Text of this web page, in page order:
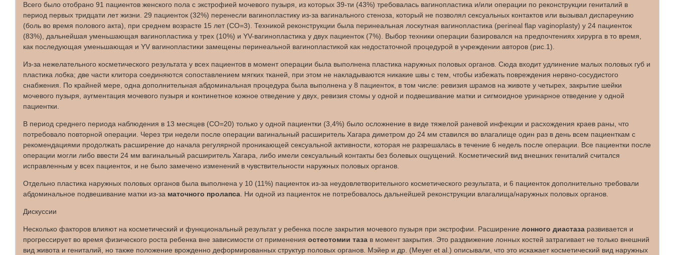
Всего было отобрано 91 пациентов женского пола с экстрофией мочевого пузыря, из которых 39-ти (43%) требовалась вагинопластика и/или операции по реконструкции гениталий в
период первых тридцати лет жизни. 29 пациенток (32%) перенесли вагинопластику из-за вагинального стеноза, который не позволял сексуальных контактов или вызывал диспареунию
(боль во время полового акта), при среднем возрасте 15 лет (СО=3). Техникой реконструкции была перинеальная лоскутная вагинопластика (perineal flap vaginoplasty) у 24 пациенток
(83%), дальнейшая уменьшающая вагинопластика у трех (10%) и YV-вагинопластика у двух пациенток (7%). Выбор техники операции базировался на предпочтениях хирурга в то время,
как последующая уменьшающая и YV вагинопластики замещены перинеальной вагинопластикой как недостаточной процедурой в учреждении авторов (рис.1).
Из-за нежелательного косметического результата у всех пациентов в момент операции была выполнена пластика наружных половых органов. Сюда входит удлинение малых половых губ и
пластика лобка; две части клитора соединяются сопоставлением мягких тканей, при этом не накладываются никакие швы с тем, чтобы избежать повреждения нервно-сосудистого
снабжения. По крайней мере, одна дополнительная абдоминальная процедура была выполнена у 8 пациенток, в том числе: ревизия шрамов на животе у четырех, закрытие шейки
мочевого пузыря, аугментация мочевого пузыря и континетное кожное отведение у двух, ревизия стомы у одной и подвешивание матки и сигмоидное уринарное отведение у одной
пациентки.
В период среднего периода наблюдения в 13 месяцев (СО=20) только у одной пациентки (3,4%) было осложнение в виде тяжелой раневой инфекции и расхождения краев раны, что
потребовало повторной операции. Через три недели после операции вагинальный расширитель Хагара диметром до 24 мм ставился во влагалище один раз в день всем пациенткам с
рекомендациями продолжать расширение до начала регулярной проникающей сексуальной активности, которая не разрешалась в течение 6 недель после операции. Все пациентки после
операции могли либо ввести 24 мм вагинальный расширитель Хагара, либо имели сексуальный контакты без болевых ощущений. Косметический вид внешних гениталий считался
исправленным у всех пациенток, и не было замечено изменений в чувствительности наружных половых органов.
Отдельно пластика наружных половых органов была выполнена у 10 (11%) пациенток из-за неудовлетворительного косметического результата, и 6 пациенток дополнительно требовали
абдоминальное подвешивание матки из-за маточного пролапса . Ни одной из пациенток не потребовалось дальнейшей реконструкции влагалища/наружных половых органов.
Дискуссии
Несколько факторов влияют на косметический и функциональный результат у ребенка после закрытия мочевого пузыря при экстрофии. Расширение лонного диастаза развивается и
прогрессирует во время физического роста ребенка вне зависимости от применения остеотомии таза в момент закрытия. Это раздвижение лонных костей затрагивает не только внешний
вид живота и гениталий, но также положение врожденно деформированных структур половых органов. Мэйер и др. (Meyer et al.) описывали, что это искажает косметический вид наружных